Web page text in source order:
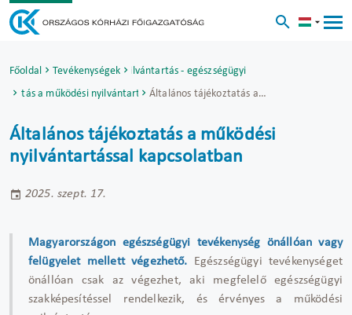
Főoldal Tevékenységek
Működési Nyilvántartás - egészségügyi szakdolgozók
a működési nyilvántartással kapcsolatban
Általános tájékoztatás a működési nyilvántartással kapcsolatban
Általános tájékoztatás a működési
nyilvántartással kapcsolatban
2025. szept. 17.
Magyarországon egészségügyi tevékenység önállóan vagy
felügyelet mellett végezhető. Egészségügyi tevékenységet
önállóan csak az végezhet, aki megfelelő egészségügyi
szakképesítéssel rendelkezik, és érvényes a működési